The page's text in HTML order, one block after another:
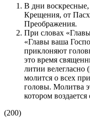
В дни
Крещения, от
Преображения.
При словах
«Главы ваша
приклоняют
это время
литии велегласно
молится о всех
головы. Молитва
котором
(200)